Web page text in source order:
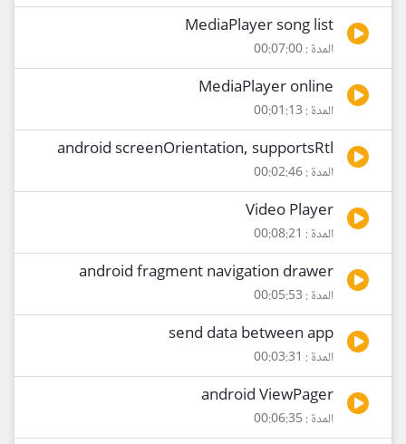
MediaPlayer song list
المدة : 00:07:00
MediaPlayer online
المدة : 00:01:13
android screenOrientation, supportsRtl
المدة : 00:02:46
Video Player
المدة : 00:08:21
android fragment navigation drawer
المدة : 00:05:53
send data between app
المدة : 00:03:31
android ViewPager
المدة : 00:06:35